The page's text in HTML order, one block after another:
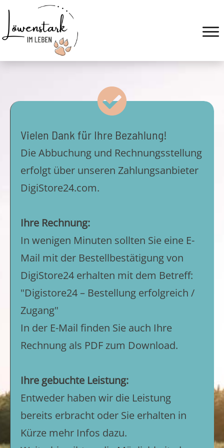
Vielen Dank für Ihre Bezahlung!
Die Abbuchung und Rechnungsstellung
erfolgt über unseren Zahlungsanbieter
DigiStore24.com.
Ihre Rechnung:
In wenigen Minuten sollten Sie eine E-
Mail mit der Bestellbestätigung von
DigiStore24 erhalten mit dem Betreff:
"Digistore24 – Bestellung erfolgreich /
Zugang"
In der E-Mail finden Sie auch Ihre
Rechnung als PDF zum Download.
Ihre gebuchte Leistung:
Entweder haben wir die Leistung
bereits erbracht oder Sie erhalten in
Kürze mehr Infos dazu.